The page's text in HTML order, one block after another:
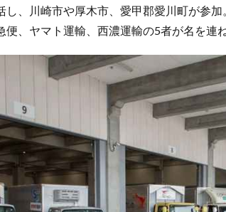
し、川崎市や厚木市、愛甲郡愛川町が参
、ヤマト運輸、西濃運輸の5者が名を連ね